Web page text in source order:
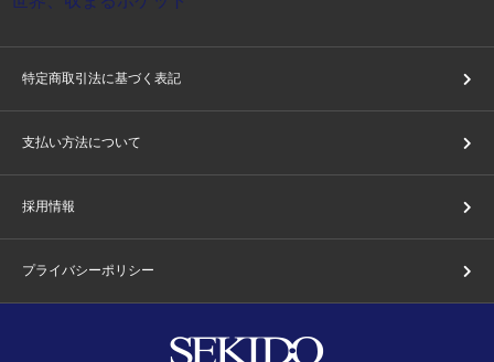
特定商取引法に基づく表記
支払い方法について
採用情報
プライバシーポリシー